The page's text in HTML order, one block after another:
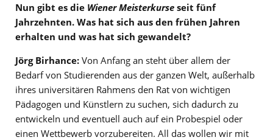
Nun gibt es die Wiener Meisterkurse seit fünf
Jahrzehnten. Was hat sich aus den frühen Jahren
erhalten und was hat sich gewandelt?
Jörg Birhance: Von Anfang an steht über allem der
Bedarf von Studierenden aus der ganzen Welt, außerhalb
ihres universitären Rahmens den Rat von wichtigen
Pädagogen und Künstlern zu suchen, sich dadurch zu
entwickeln und eventuell auch auf ein Probespiel oder
einen Wettbewerb vorzubereiten. All das wollen wir mit